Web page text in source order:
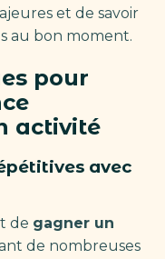
et de savoir
au bon moment.
pour
activité
avec
de gagner un
de nombreuses